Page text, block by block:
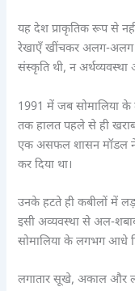
यह देश प्राकृतिक रूप से
रेखाएँ खींचकर अलग-अलग
संस्कृति थी, न
1991 में जब सोमालिया के
तक हालत पहले से ही
एक असफल शासन मॉडल
कर दिया था।
उनके हटते ही कबीलों में
इसी अव्यवस्था से अल-
सोमालिया के लगभग आधे
लगातार सूखे, अकाल और